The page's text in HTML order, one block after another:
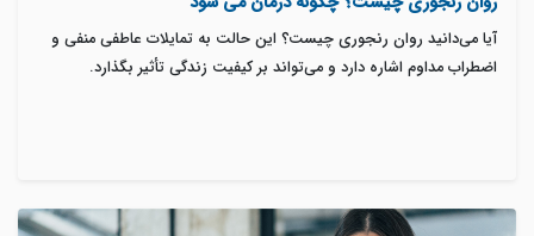
آیا می‌دانید روان رنجوری چیست؟ این حالت به تمایلات عاطفی منفی و
اضطراب مداوم اشاره دارد و می‌تواند بر کیفیت زندگی تأثیر بگذارد.